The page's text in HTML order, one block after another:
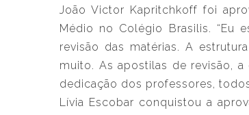
João Victor Kapritchkoff foi
Médio no Colégio Brasilis. “Eu
revisão das matérias. A
muito. As apostilas de revisão,
dedicação dos professores,
Lívia Escobar conquistou a